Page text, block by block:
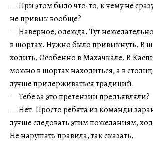
— При этом было что-то, к чему не
не привык вообще?
— Наверное, одежда. Тут
в шортах. Нужно было привыкнуть. В
ходить. Особенно в Махачкале. В
можно в шортах находиться, а в
лучше придерживаться традиций.
— Тебе за это претензии предъявляли?
— Нет. Просто ребята из команды
лучше следовать этим пожеланиям,
Не нарушать правила, так сказать.